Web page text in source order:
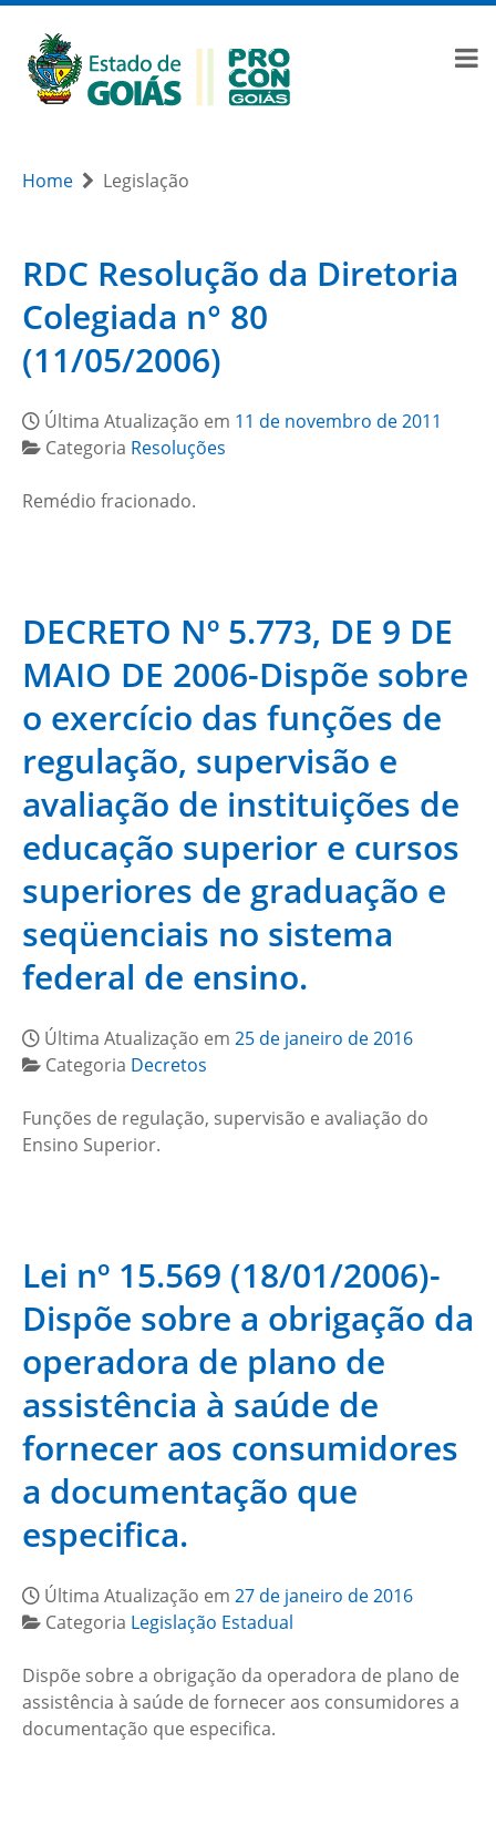
Home Legislação
RDC Resolução da Diretoria
Colegiada n° 80
(11/05/2006)
Última Atualização em 11 de novembro de 2011
Categoria Resoluções
Remédio fracionado.
DECRETO Nº 5.773, DE 9 DE
MAIO DE 2006-Dispõe sobre
o exercício das funções de
regulação, supervisão e
avaliação de instituições de
educação superior e cursos
superiores de graduação e
seqüenciais no sistema
federal de ensino.
Última Atualização em 25 de janeiro de 2016
Categoria Decretos
Funções de regulação, supervisão e avaliação do
Ensino Superior.
Lei nº 15.569 (18/01/2006)-
Dispõe sobre a obrigação da
operadora de plano de
assistência à saúde de
fornecer aos consumidores
a documentação que
especifica.
Última Atualização em 27 de janeiro de 2016
Categoria Legislação Estadual
Dispõe sobre a obrigação da operadora de plano de
assistência à saúde de fornecer aos consumidores a
documentação que especifica.